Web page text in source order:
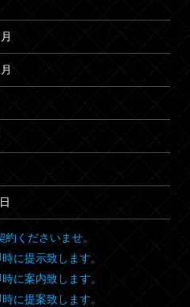
くださいませ。
に提示致します。
に案内致します。
に提案致します。